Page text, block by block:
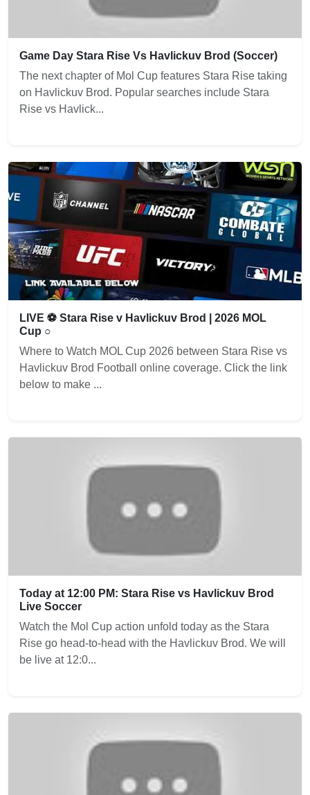
Game Day Stara Rise Vs Havlickuv Brod (Soccer)
The next chapter of Mol Cup features Stara Rise taking
on Havlickuv Brod. Popular searches include Stara
Rise vs Havlick...
LIVE ⚽ Stara Rise v Havlickuv Brod | 2026 MOL
Cup ○
Where to Watch MOL Cup 2026 between Stara Rise vs
Havlickuv Brod Football online coverage. Click the link
below to make ...
Today at 12:00 PM: Stara Rise vs Havlickuv Brod
Live Soccer
Watch the Mol Cup action unfold today as the Stara
Rise go head-to-head with the Havlickuv Brod. We will
be live at 12:0...